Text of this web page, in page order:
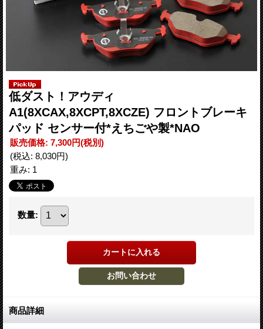
低ダスト！アウディ
A1(8XCAX,8XCPT,8XCZE) フロントブレーキ
パッド センサー付*えちごや製*NAO
販売価格: 7,300円(税別)
(税込: 8,030円)
重み: 1
数量:
商品詳細